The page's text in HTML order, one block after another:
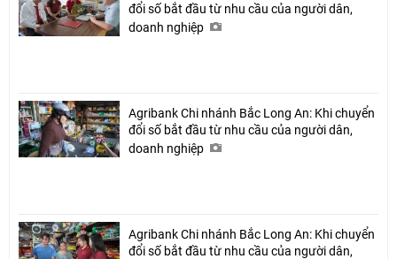
đổi số bắt đầu từ nhu cầu của người dân,
doanh nghiệp
Agribank Chi nhánh Bắc Long An: Khi chuyển
đổi số bắt đầu từ nhu cầu của người dân,
doanh nghiệp
Agribank Chi nhánh Bắc Long An: Khi chuyển
đổi số bắt đầu từ nhu cầu của người dân,